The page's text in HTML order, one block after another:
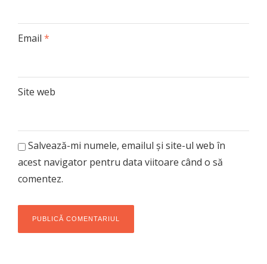
Email *
Site web
Salvează-mi numele, emailul și site-ul web în
acest navigator pentru data viitoare când o să
comentez.